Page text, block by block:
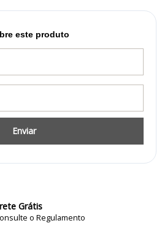
este produto
Enviar
Grátis
o Regulamento